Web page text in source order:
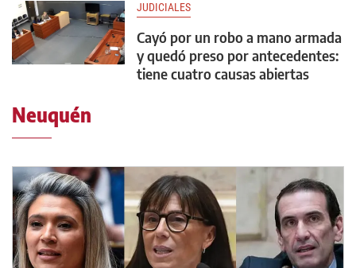
JUDICIALES
Cayó por un robo a mano armada
y quedó preso por antecedentes:
tiene cuatro causas abiertas
Neuquén